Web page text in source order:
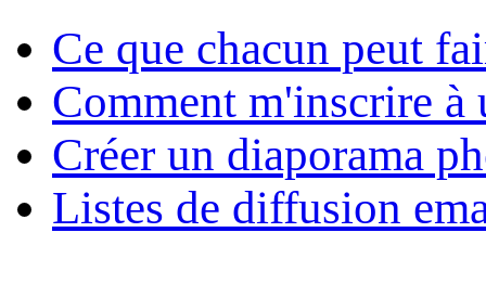
Ce que chacun peut
Comment m'inscrire à
Créer un diaporama
Listes de diffusion